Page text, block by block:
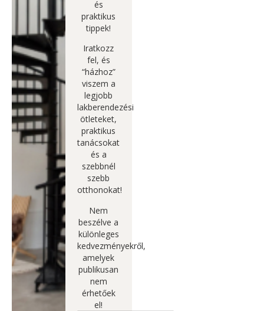
és
praktikus
tippek!
Iratkozz
fel, és
“házhoz”
viszem a
legjobb
lakberendezési
ötleteket,
praktikus
tanácsokat
és a
szebbnél
szebb
otthonokat!
Nem
beszélve a
különleges
kedvezményekről,
amelyek
publikusan
nem
érhetőek
el!